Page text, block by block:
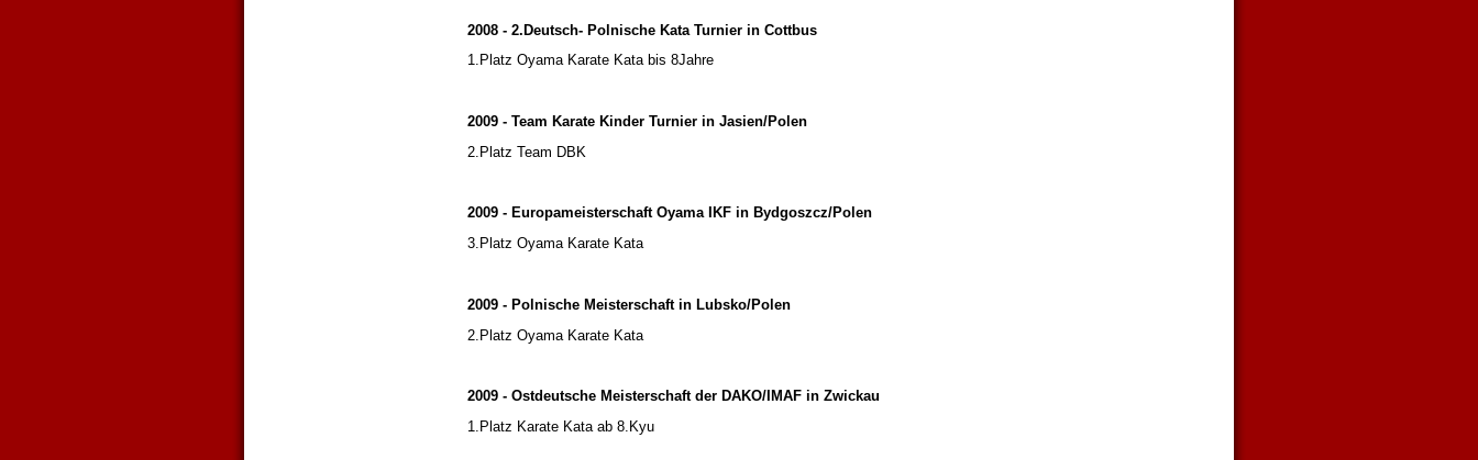
2008 - 2.Deutsch- Polnische Kata Turnier in Cottbus
1.Platz Oyama Karate Kata bis 8Jahre
2009 - Team Karate Kinder Turnier in Jasien/Polen
2.Platz Team DBK
2009 - Europameisterschaft Oyama IKF in Bydgoszcz/Polen
3.Platz Oyama Karate Kata
2009 - Polnische Meisterschaft in Lubsko/Polen
2.Platz Oyama Karate Kata
2009 - Ostdeutsche Meisterschaft der DAKO/IMAF in Zwickau
1.Platz Karate Kata ab 8.Kyu